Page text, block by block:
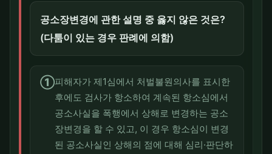
공소장변경에 관한 설명 중 옳지 않은 것은?
(다툼이 있는 경우 판례에 의함)
①피해자가 제1심에서 처벌불원의사를 표시한
후에도 검사가 항소하여 계속된 항소심에서
공소사실을 폭행에서 상해로 변경하는 공소
장변경을 할 수 있고, 이 경우 항소심이 변경
된 공소사실인 상해의 점에 대해 심리·판단하